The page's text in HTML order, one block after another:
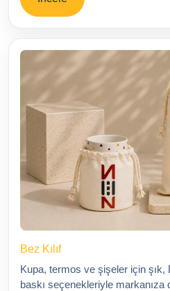
Bez Kılıf
Kupa, termos ve şişeler için
baskı seçenekleriyle